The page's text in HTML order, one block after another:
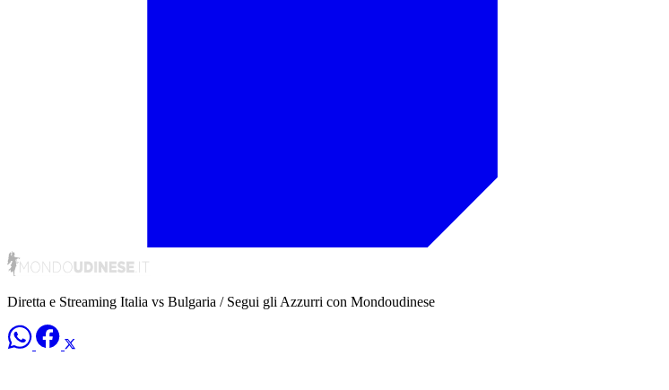
Diretta e Streaming Italia vs Bulgaria / Segui gli Azzurri con Mondoudinese